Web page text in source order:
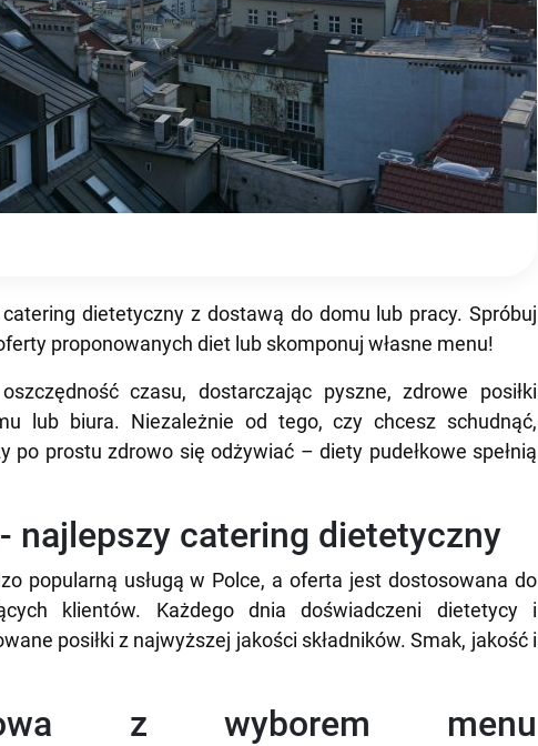
dietetyczny z dostawą do domu lub pracy. Spróbuj
proponowanych diet lub skomponuj własne menu!
czasu, dostarczając pyszne, zdrowe posiłki
lub biura. Niezależnie od tego, czy chcesz schudnąć,
po prostu zdrowo się odżywiać – diety pudełkowe spełnią
najlepszy catering dietetyczny
popularną usługą w Polce, a oferta jest dostosowana do
klientów. Każdego dnia doświadczeni dietetycy i
posiłki z najwyższej jakości składników. Smak, jakość i
z wyborem menu